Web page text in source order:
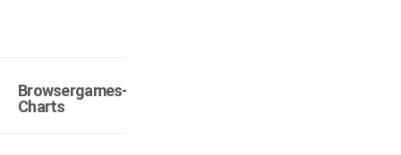
Browsergames-
Charts